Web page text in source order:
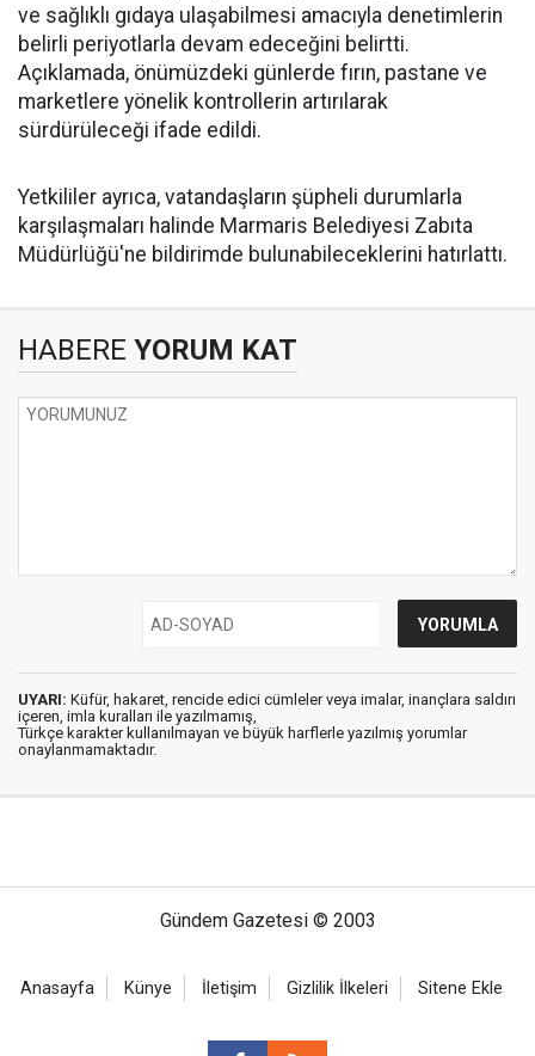
ve sağlıklı gıdaya ulaşabilmesi amacıyla denetimlerin
belirli periyotlarla devam edeceğini belirtti.
Açıklamada, önümüzdeki günlerde fırın, pastane ve
marketlere yönelik kontrollerin artırılarak
sürdürüleceği ifade edildi.
Yetkililer ayrıca, vatandaşların şüpheli durumlarla
karşılaşmaları halinde Marmaris Belediyesi Zabıta
Müdürlüğü'ne bildirimde bulunabileceklerini hatırlattı.
HABERE YORUM KAT
UYARI: Küfür, hakaret, rencide edici cümleler veya imalar, inançlara saldırı
içeren, imla kuralları ile yazılmamış,
Türkçe karakter kullanılmayan ve büyük harflerle yazılmış yorumlar
onaylanmamaktadır.
Gündem Gazetesi © 2003
Anasayfa Künye İletişim Gizlilik İlkeleri Sitene Ekle